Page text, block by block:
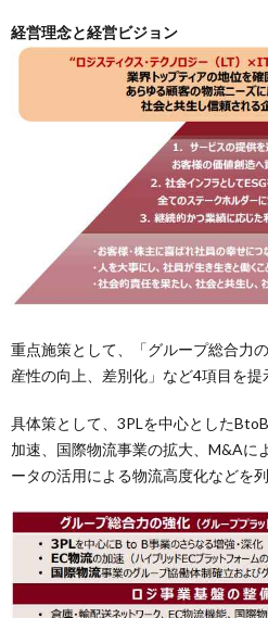
経営理念と経営ビジョン
重点施策として、「グループ総合力
産性の向上、差別化」など4項目を提
具体策として、3PLを中心とした
加速、国際物流事業の拡大、M&Aに
ータの活用による物流高度化などを列